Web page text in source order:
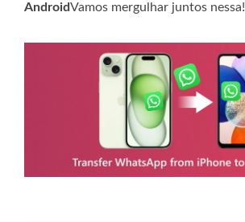
AndroidVamos mergulhar juntos nessa!